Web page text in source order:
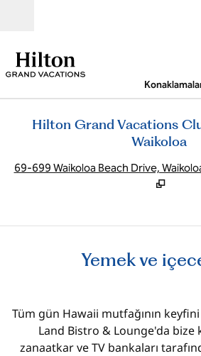
Hilton Grand Vacations
Waikoloa
69-699 Waikoloa Beach Drive,
Yemek ve
Tüm gün Hawaii mutfağının
Land Bistro & Lounge'da bize
zanaatkar ve TV bankaları